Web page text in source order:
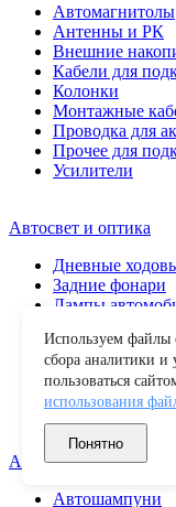
Автомагнитолы
Антенны и РК
Внешние
Кабели для
Колонки
Монтажные
Проводка для
Прочее для
Усилители
Автосвет и оптика
Дневные
Задние фонари
Лампы
Повторители
Прочие
Светодиодные
Фары рабочего
Автохимия и уход
Автошампуни
Используем файлы
сбора аналитики и
пользоваться
использования
Понятно